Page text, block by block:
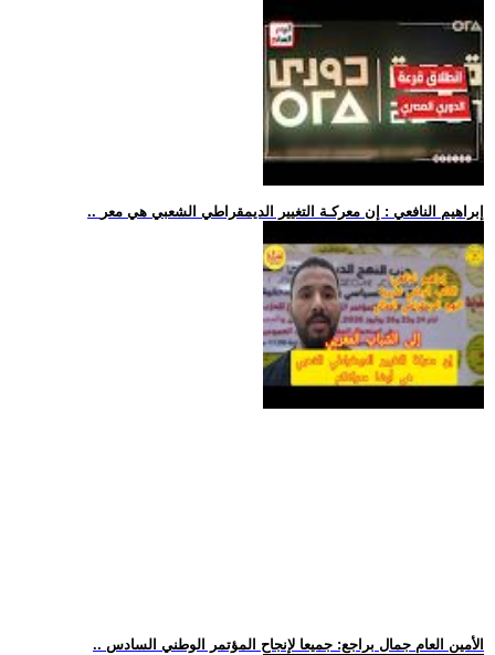
.. إبراهيم النافعي : إن معركـة التغيير الديمقراطي الشعبي هي معر
.. الأمين العام جمال براجع: جميعا لإنجاح المؤتمر الوطني السادس